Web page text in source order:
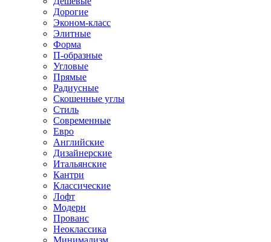
Дорогие
Эконом-класс
Элитные
Форма
П-образные
Угловые
Прямые
Радиусные
Скошенные углы
Стиль
Современные
Евро
Английские
Дизайнерские
Итальянские
Кантри
Классические
Лофт
Модерн
Прованс
Неоклассика
Минимализм